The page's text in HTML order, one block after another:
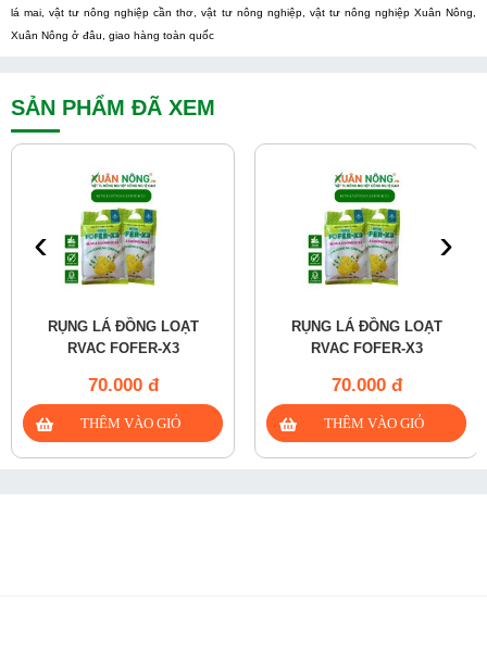
lá mai, vật tư nông nghiệp cần thơ, vật tư nông nghiệp, vật tư nông nghiệp Xuân Nông,
Xuân Nông ở đâu, giao hàng toàn quốc
SẢN PHẨM ĐÃ XEM
RỤNG LÁ ĐỒNG LOẠT
RVAC FOFER-X3
70.000 đ
RỤNG LÁ ĐỒNG LOẠT
RVAC FOFER-X3
70.000 đ
‹ ›